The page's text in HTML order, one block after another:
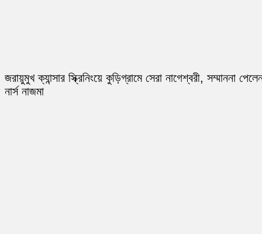
জরায়ুমুখ ক্যান্সার স্ক্রিনিংয়ে কুড়িগ্রামে সেরা নাগেশ্বরী, সম্মাননা
নার্স নাজমা